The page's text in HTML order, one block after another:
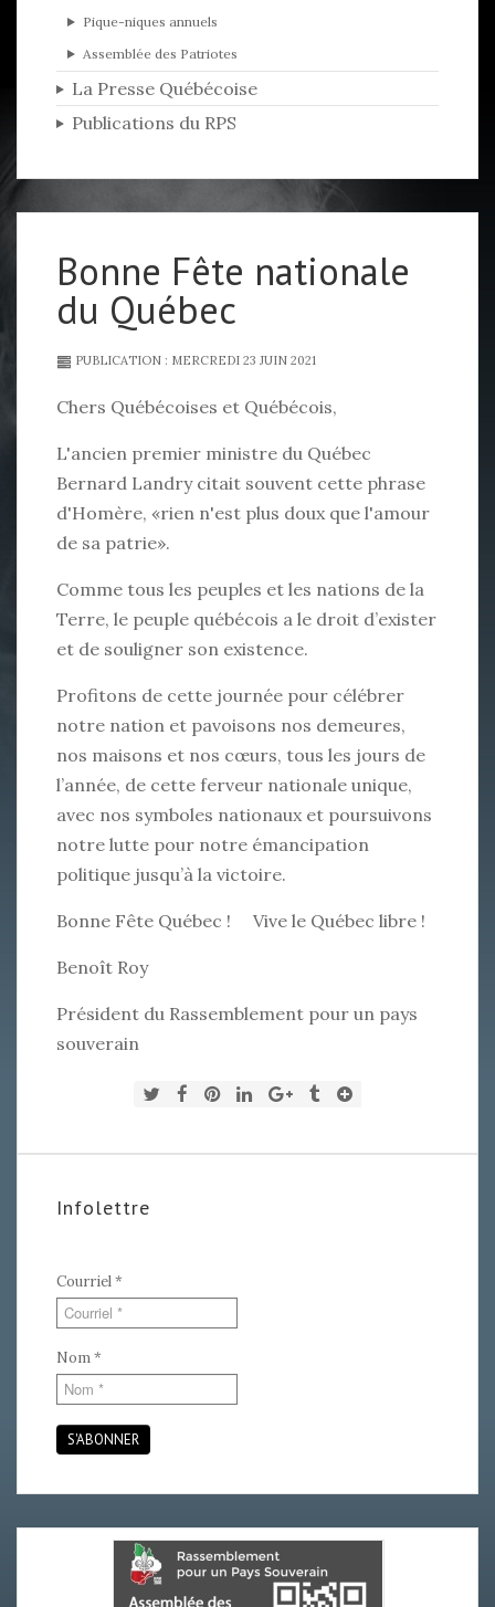
Pique-niques annuels
Assemblée des Patriotes
La Presse Québécoise
Publications du RPS
Bonne Fête nationale
du Québec
PUBLICATION : MERCREDI 23 JUIN 2021
Chers Québécoises et Québécois,
L'ancien premier ministre du Québec
Bernard Landry citait souvent cette phrase
d'Homère, «rien n'est plus doux que l'amour
de sa patrie».
Comme tous les peuples et les nations de la
Terre, le peuple québécois a le droit d’exister
et de souligner son existence.
Profitons de cette journée pour célébrer
notre nation et pavoisons nos demeures,
nos maisons et nos cœurs, tous les jours de
l’année, de cette ferveur nationale unique,
avec nos symboles nationaux et poursuivons
notre lutte pour notre émancipation
politique jusqu’à la victoire.
Bonne Fête Québec ! Vive le Québec libre !
Benoît Roy
Président du Rassemblement pour un pays
souverain
Infolettre
Courriel*
Nom*
S'ABONNER